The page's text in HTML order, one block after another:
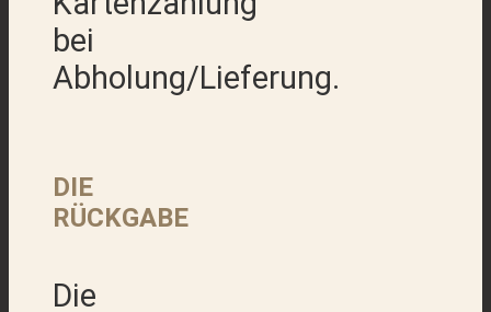
bei
Abholung/Lieferung.
DIE
RÜCKGABE
Die